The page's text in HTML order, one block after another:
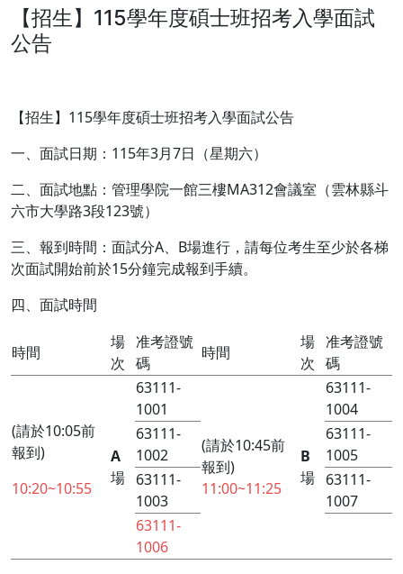
【招生】115學年度碩士班招考入學面試
公告
【招生】115學年度碩士班招考入學面試公告
一、面試日期：115年3月7日（星期六）
二、面試地點：管理學院一館三樓MA312會議室（雲林縣斗
六市大學路3段123號）
三、報到時間：面試分A、B場進行，請每位考生至少於各梯
次面試開始前於15分鐘完成報到手續。
四、面試時間
時間
場
次
准考證號
碼
時間
場
次
准考證號
碼
(請於10:05前
報到)
10:20~10:55
A
場
63111-
1001
(請於10:45前
報到)
11:00~11:25
B
場
63111-
1004
63111-
1002
63111-
1005
63111-
1003
63111-
1007
63111-
1006